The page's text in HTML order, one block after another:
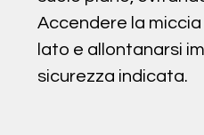
Accendere la
lato e allontanarsi
sicurezza indicata.